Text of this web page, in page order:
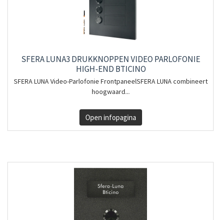
SFERA LUNA3 DRUKKNOPPEN VIDEO PARLOFONIE
HIGH-END BTICINO
SFERA LUNA Video-Parlofonie FrontpaneelSFERA LUNA combineert
hoogwaard...
Open infopagina